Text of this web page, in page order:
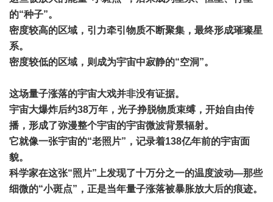
的“种子”。
密度较高的区域，引力牵引物质不断聚集，最终形成璀璨星
系。
密度较低的区域，则成为宇宙中寂静的“空洞”。
这场量子涨落的宇宙大戏并非没有证据。
宇宙大爆炸后约38万年，光子挣脱物质束缚，开始自由传
播，形成了弥漫整个宇宙的宇宙微波背景辐射。
它就像一张宇宙的“老照片”，记录着138亿年前的宇宙面
貌。
科学家在这张“照片”上发现了十万分之一的温度波动—那些
细微的“小斑点”，正是当年量子涨落被暴胀放大后的痕迹。